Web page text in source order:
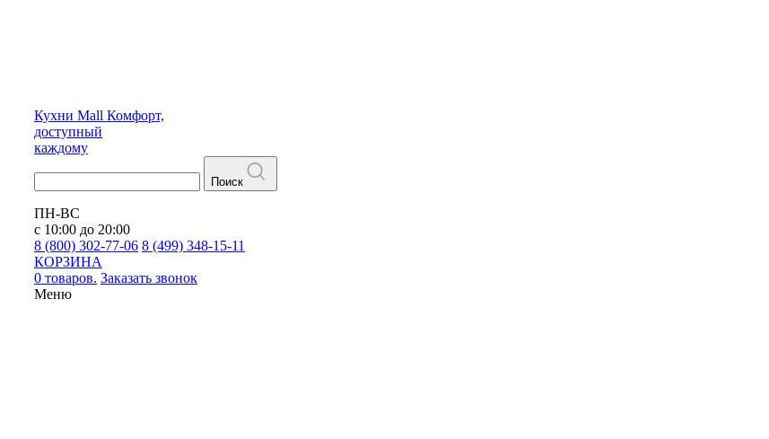
Кухни Mall Комфорт,
доступный
каждому
Поиск
ПН-ВС
с 10:00 до 20:00
8 (800) 302-77-06 8 (499) 348-15-11
КОРЗИНА
0 товаров. Заказать звонок
Меню